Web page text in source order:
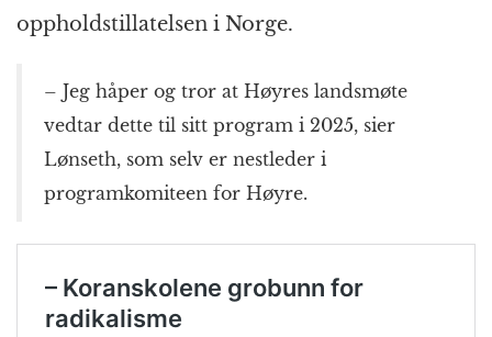
oppholdstillatelsen i Norge.
– Jeg håper og tror at Høyres landsmøte
vedtar dette til sitt program i 2025, sier
Lønseth, som selv er nestleder i
programkomiteen for Høyre.